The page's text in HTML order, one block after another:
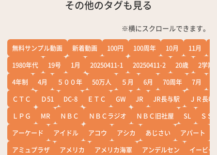
その他のタグも見る
※横にスクロールできます。
無料サンプル動画 新着動画 100円 100周年 10月 11月
1980年代
19号 1月 20250411-1 20250411-2 20歳
2学期
4年制
4月 ５００年 50万人 ５月 6月 70周年 7月
ＣＴＣ
Ｄ51 DC-8 ＥＴＣ GW JR JR長与駅
ＪＲ長崎
ＬＰＧ
MR ＮＢＣ ＮＢＣラジオ ＮＢＣ旧社屋 SL
ＳＳ
アーケード
アイドル アコウ アシカ あじさい アパート
アミュプラザ
アメリカ アメリカ海軍 アンデルセン
イービー